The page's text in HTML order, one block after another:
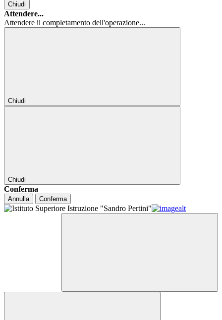
Chiudi
Attendere...
Attendere il completamento dell'operazione...
Chiudi
Chiudi
Conferma
Annulla Conferma